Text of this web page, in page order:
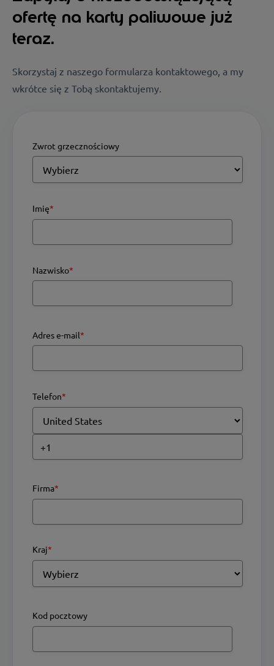
ofertę na karty paliwowe już
teraz.
Skorzystaj z naszego formularza kontaktowego, a my
wkrótce się z Tobą skontaktujemy.
Zwrot grzecznościowy
Imię*
Nazwisko*
Adres e-mail*
Telefon*
Firma*
Kraj*
Kod pocztowy